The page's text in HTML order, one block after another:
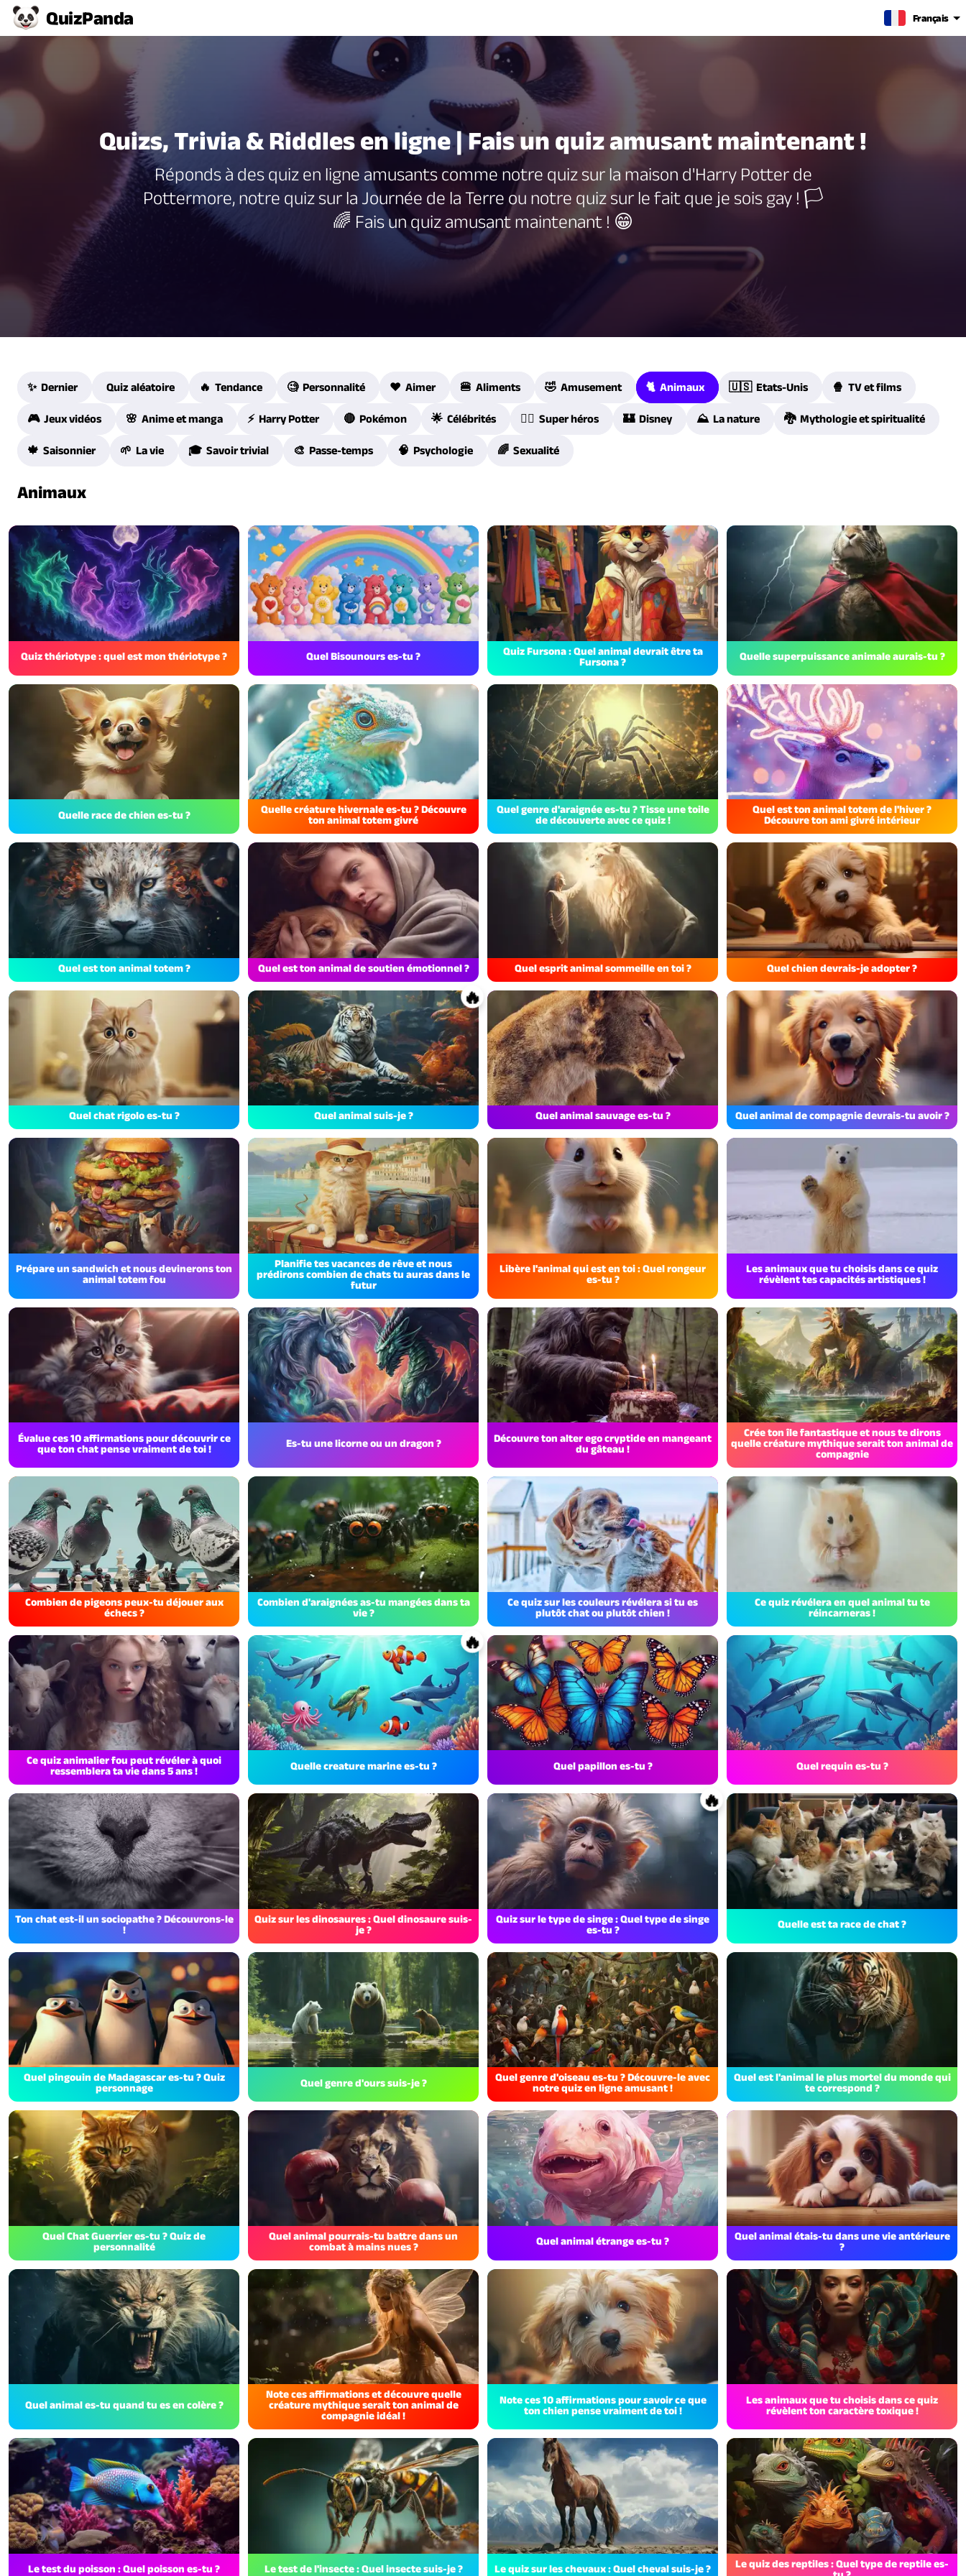
QuizPanda Français
Quizs, Trivia & Riddles en ligne | Fais un quiz amusant maintenant !
Réponds à des quiz en ligne amusants comme notre quiz sur la maison d'Harry Potter de
Pottermore, notre quiz sur la Journée de la Terre ou notre quiz sur le fait que je sois gay ! 🏳
🌈 Fais un quiz amusant maintenant ! 😁
✨ Dernier Quiz aléatoire 🔥 Tendance 🧐 Personnalité ❤️ Aimer 🍔 Aliments 🤣 Amusement 🐈 Animaux 🇺🇸 Etats-Unis 🍿 TV et films
🎮 Jeux vidéos 🌸 Anime et manga ⚡ Harry Potter 🔴 Pokémon 🌟 Célébrités 🦸‍♀️ Super héros 🏰 Disney ⛰️ La nature 🐉 Mythologie et spiritualité
🍁 Saisonnier 🌱 La vie 🎓 Savoir trivial 🎨 Passe-temps 🧠 Psychologie 🌈 Sexualité
Animaux
Quiz thériotype : quel est mon thériotype ? Quel Bisounours es-tu ?
Quiz Fursona : Quel animal devrait être ta
Fursona ?
Quelle superpuissance animale aurais-tu ?
Quelle race de chien es-tu ?
Quelle créature hivernale es-tu ? Découvre
ton animal totem givré
Quel genre d'araignée es-tu ? Tisse une toile
de découverte avec ce quiz !
Quel est ton animal totem de l'hiver ?
Découvre ton ami givré intérieur
Quel est ton animal totem ? Quel est ton animal de soutien émotionnel ? Quel esprit animal sommeille en toi ? Quel chien devrais-je adopter ?
Quel chat rigolo es-tu ? Quel animal suis-je ?
🔥
Quel animal sauvage es-tu ? Quel animal de compagnie devrais-tu avoir ?
Prépare un sandwich et nous devinerons ton
animal totem fou
Planifie tes vacances de rêve et nous
prédirons combien de chats tu auras dans le
futur
Libère l'animal qui est en toi : Quel rongeur
es-tu ?
Les animaux que tu choisis dans ce quiz
révèlent tes capacités artistiques !
Évalue ces 10 affirmations pour découvrir ce
que ton chat pense vraiment de toi !
Es-tu une licorne ou un dragon ?
Découvre ton alter ego cryptide en mangeant
du gâteau !
Crée ton île fantastique et nous te dirons
quelle créature mythique serait ton animal de
compagnie
Combien de pigeons peux-tu déjouer aux
échecs ?
Combien d'araignées as-tu mangées dans ta
vie ?
Ce quiz sur les couleurs révélera si tu es
plutôt chat ou plutôt chien !
Ce quiz révélera en quel animal tu te
réincarneras !
Ce quiz animalier fou peut révéler à quoi
ressemblera ta vie dans 5 ans !
Quelle creature marine es-tu ?
🔥
Quel papillon es-tu ? Quel requin es-tu ?
Ton chat est-il un sociopathe ? Découvrons-le
!
Quiz sur les dinosaures : Quel dinosaure suis-
je ?
Quiz sur le type de singe : Quel type de singe
es-tu ?
🔥
Quelle est ta race de chat ?
Quel pingouin de Madagascar es-tu ? Quiz
personnage
Quel genre d'ours suis-je ?
Quel genre d'oiseau es-tu ? Découvre-le avec
notre quiz en ligne amusant !
Quel est l'animal le plus mortel du monde qui
te correspond ?
Quel Chat Guerrier es-tu ? Quiz de
personnalité
Quel animal pourrais-tu battre dans un
combat à mains nues ?
Quel animal étrange es-tu ?
Quel animal étais-tu dans une vie antérieure
?
Quel animal es-tu quand tu es en colère ?
Note ces affirmations et découvre quelle
créature mythique serait ton animal de
compagnie idéal !
Note ces 10 affirmations pour savoir ce que
ton chien pense vraiment de toi !
Les animaux que tu choisis dans ce quiz
révèlent ton caractère toxique !
Le test du poisson : Quel poisson es-tu ? Le test de l'insecte : Quel insecte suis-je ? Le quiz sur les chevaux : Quel cheval suis-je ?
Le quiz des reptiles : Quel type de reptile es-